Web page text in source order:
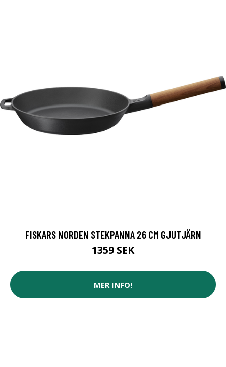
FISKARS NORDEN STEKPANNA 26 CM GJUTJÄRN
1359 SEK
MER INFO!